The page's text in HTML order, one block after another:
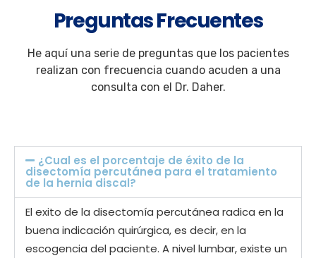
Preguntas Frecuentes
He aquí una serie de preguntas que los pacientes
realizan con frecuencia cuando acuden a una
consulta con el Dr. Daher.
¿Cual es el porcentaje de éxito de la
disectomía percutánea para el tratamiento
de la hernia discal?
El exito de la disectomía percutánea radica en la
buena indicación quirúrgica, es decir, en la
escogencia del paciente. A nivel lumbar, existe un